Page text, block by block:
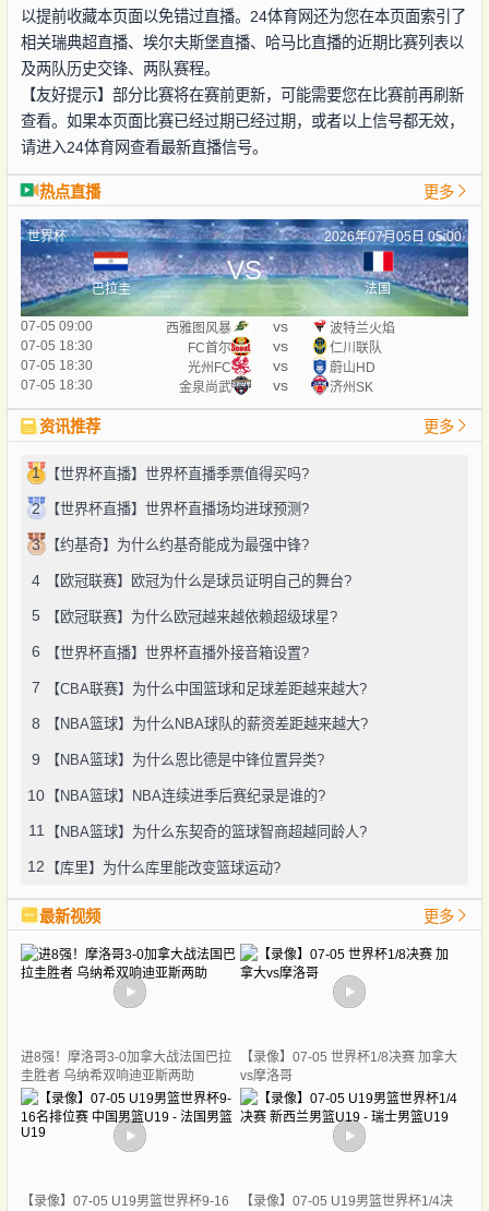
以提前收藏本页面以免错过直播。24体育网还为您在本页面索引了
相关瑞典超直播、埃尔夫斯堡直播、哈马比直播的近期比赛列表以
及两队历史交锋、两队赛程。
【友好提示】部分比赛将在赛前更新，可能需要您在比赛前再刷新
查看。如果本页面比赛已经过期已经过期，或者以上信号都无效，
请进入24体育网查看最新直播信号。
热点直播 更多
世界杯 2026年07月05日 05:00
巴拉圭
VS
法国
07-05 09:00 西雅图风暴 vs
波特兰火焰
07-05 18:30
FC首尔 vs
仁川联队
07-05 18:30
光州FC vs
蔚山HD
07-05 18:30
金泉尚武 vs 济州SK
资讯推荐 更多
1 【世界杯直播】世界杯直播季票值得买吗?
2 【世界杯直播】世界杯直播场均进球预测?
3 【约基奇】为什么约基奇能成为最强中锋?
4 【欧冠联赛】欧冠为什么是球员证明自己的舞台?
5 【欧冠联赛】为什么欧冠越来越依赖超级球星?
6 【世界杯直播】世界杯直播外接音箱设置?
7 【CBA联赛】为什么中国篮球和足球差距越来越大?
8 【NBA篮球】为什么NBA球队的薪资差距越来越大?
9 【NBA篮球】为什么恩比德是中锋位置异类?
10 【NBA篮球】NBA连续进季后赛纪录是谁的?
11 【NBA篮球】为什么东契奇的篮球智商超越同龄人?
12 【库里】为什么库里能改变篮球运动?
最新视频 更多
进8强！摩洛哥3-0加拿大战法国巴拉
圭胜者 乌纳希双响迪亚斯两助
【录像】07-05 世界杯1/8决赛 加拿大
vs摩洛哥
【录像】07-05 U19男篮世界杯9-16
【录像】07-05 U19男篮世界杯1/4决